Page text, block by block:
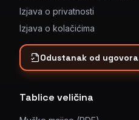
Izjava o privatnosti
Izjava o kolačićima
Odustanak od ugovora
Tablice veličina